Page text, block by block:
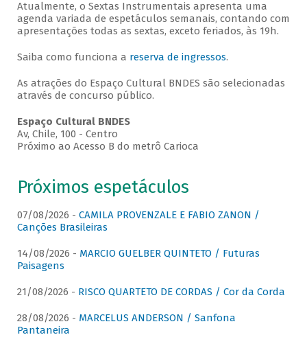
Atualmente, o Sextas Instrumentais apresenta uma
agenda variada de espetáculos semanais, contando com
apresentações todas as sextas, exceto feriados, às 19h.
Saiba como funciona a reserva de ingressos.
As atrações do Espaço Cultural BNDES são selecionadas
através de concurso público.
Espaço Cultural BNDES
Av, Chile, 100 - Centro
Próximo ao Acesso B do metrô Carioca
Próximos espetáculos
07/08/2026 - CAMILA PROVENZALE E FABIO ZANON /
Canções Brasileiras
14/08/2026 - MARCIO GUELBER QUINTETO / Futuras
Paisagens
21/08/2026 - RISCO QUARTETO DE CORDAS / Cor da Corda
28/08/2026 - MARCELUS ANDERSON / Sanfona
Pantaneira